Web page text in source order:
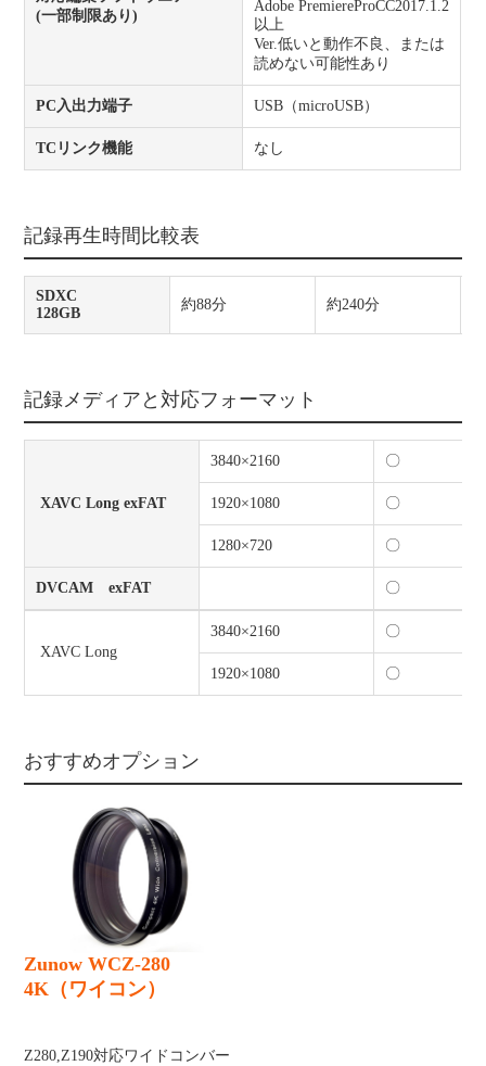
(一部制限あり)
Adobe PremiereProCC2017.1.2
以上
Ver.低いと動作不良、または
読めない可能性あり
PC入出力端子 USB（microUSB）
TCリンク機能 なし
記録再生時間比較表
SDXC
128GB
約88分 約240分
記録メディアと対応フォーマット
XAVC Long exFAT
3840×2160 〇
1920×1080 〇
1280×720 〇
DVCAM exFAT 〇
XAVC Long
3840×2160 〇
1920×1080 〇
おすすめオプション
Zunow WCZ-280
4K（ワイコン）
Z280,Z190対応ワイドコンバー